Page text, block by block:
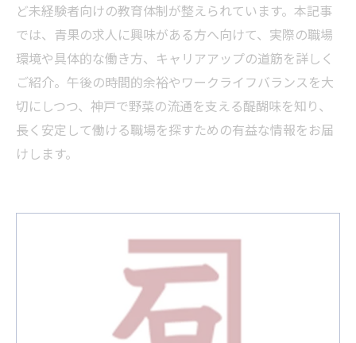
ど未経験者向けの教育体制が整えられています。本記事
では、青果の求人に興味がある方へ向けて、実際の職場
環境や具体的な働き方、キャリアアップの道筋を詳しく
ご紹介。午後の時間的余裕やワークライフバランスを大
切にしつつ、神戸で野菜の流通を支える醍醐味を知り、
長く安定して働ける職場を探すための有益な情報をお届
けします。